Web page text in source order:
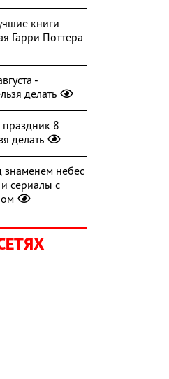
книги
Гарри Поттера
-
делать
8
делать
знаменем небес
сериалы с